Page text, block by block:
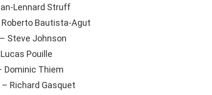
Lennard Struff
Roberto Bautista-Agut
Steve Johnson
Pouille
Dominic Thiem
– Richard Gasquet